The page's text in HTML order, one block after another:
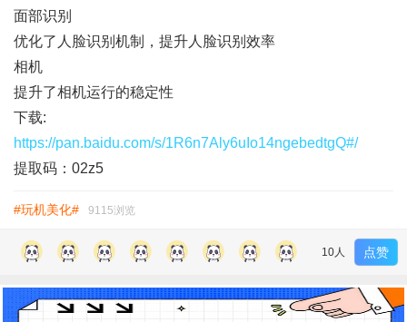
面部识别
优化了人脸识别机制，提升人脸识别效率
相机
提升了相机运行的稳定性
下载:
https://pan.baidu.com/s/1R6n7Aly6uIo14ngebedtgQ#/
提取码：02z5
#玩机美化# 9115浏览
10人 点赞